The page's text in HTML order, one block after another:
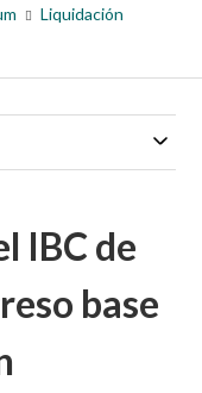
Liquidación
IBC de
base